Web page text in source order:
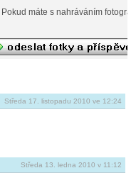
Středa 17. listopadu 2010 ve 12:24
Středa 13. ledna 2010 v 11:12